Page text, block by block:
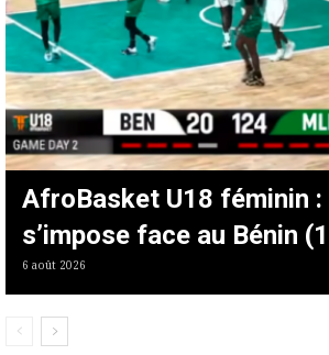
AfroBasket U18 féminin :
s’impose face au Bénin
6 août 2026